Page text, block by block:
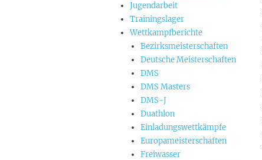
Jugendarbeit
Trainingslager
Wettkampfberichte
Bezirksmeisterschaften
Deutsche Meisterschaften
DMS
DMS Masters
DMS-J
Duathlon
Einladungswettkämpfe
Europameisterschaften
Freiwasser